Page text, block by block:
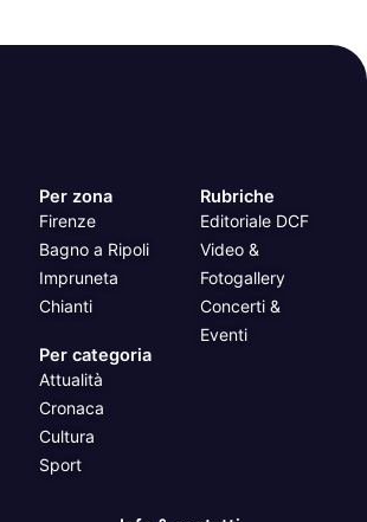
Per zona
Firenze
Bagno a Ripoli
Impruneta
Chianti
Per categoria
Attualità
Cronaca
Cultura
Sport
Rubriche
Editoriale DCF
Video &
Fotogallery
Concerti &
Eventi